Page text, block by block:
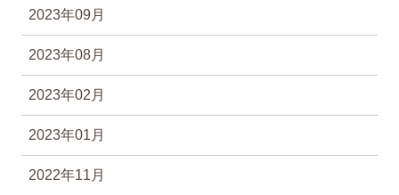
2023年09月
2023年08月
2023年02月
2023年01月
2022年11月